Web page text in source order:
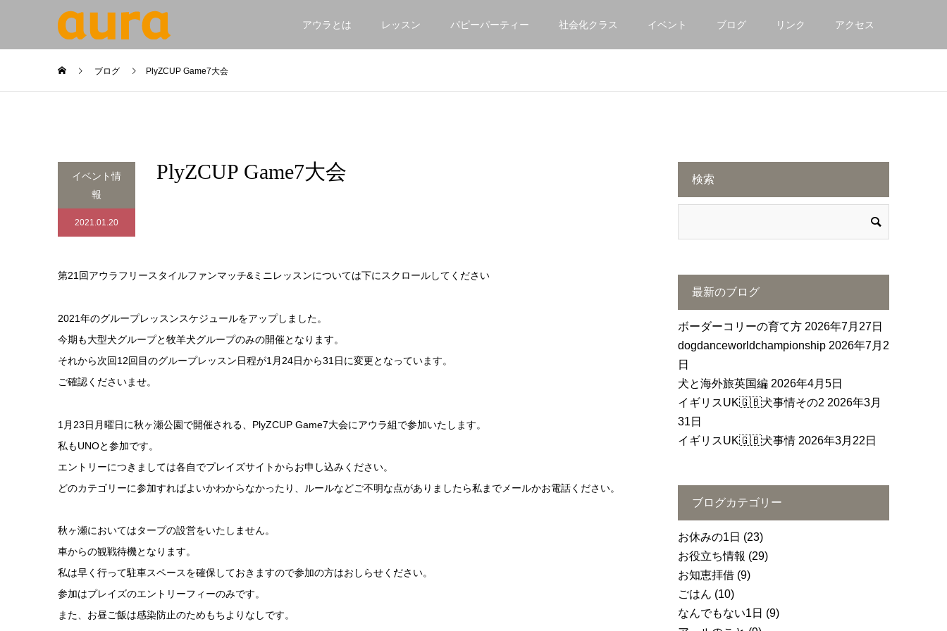
アウラとは レッスン パピーパーティー 社会化クラス イベント ブログ リンク アクセス
ブログ PlyZCUP Game7大会
イベント情
報
2021.01.20
PlyZCUP Game7大会
第21回アウラフリースタイルファンマッチ&ミニレッスンについては下にスクロールしてください
2021年のグループレッスンスケジュールをアップしました。
今期も大型犬グループと牧羊犬グループのみの開催となります。
それから次回12回目のグループレッスン日程が1月24日から31日に変更となっています。
ご確認くださいませ。
1月23日月曜日に秋ヶ瀬公園で開催される、PlyZCUP Game7大会にアウラ組で参加いたします。
私もUNOと参加です。
エントリーにつきましては各自でプレイズサイトからお申し込みください。
どのカテゴリーに参加すればよいかわからなかったり、ルールなどご不明な点がありましたら私までメールかお電話ください。
秋ヶ瀬においてはタープの設営をいたしません。
車からの観戦待機となります。
私は早く行って駐車スペースを確保しておきますので参加の方はおしらせください。
参加はプレイズのエントリーフィーのみです。
また、お昼ご飯は感染防止のためもちよりなしです。
検索
最新のブログ
ボーダーコリーの育て方 2026年7月27日
dogdanceworldchampionship 2026年7月2
日
犬と海外旅英国編 2026年4月5日
イギリスUK🇬🇧犬事情その2 2026年3月
31日
イギリスUK🇬🇧犬事情 2026年3月22日
ブログカテゴリー
お休みの1日 (23)
お役立ち情報 (29)
お知恵拝借 (9)
ごはん (10)
なんでもない1日 (9)